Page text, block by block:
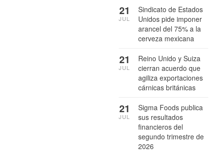
Sindicato de Estados
Unidos pide imponer
arancel del 75% a la
cerveza mexicana
21
JUL
Reino Unido y Suiza
cierran acuerdo que
agiliza exportaciones
cárnicas británicas
21
JUL
Sigma Foods publica
sus resultados
financieros del
segundo trimestre de
2026
21
JUL